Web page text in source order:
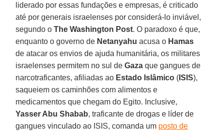
liderado por essas fundações e empresas, é criticado
até por generais israelenses por considerá-lo inviável,
segundo oThe Washington Post. O paradoxo é que,
enquanto o governo de Netanyahu acusa o Hamas
de atacar os envios de ajuda humanitária, os militares
israelenses permitem no sul deGaza que gangues de
narcotraficantes, afiliadas ao Estado Islâmico ( ISIS),
saqueiem os caminhões com alimentos e
medicamentos que chegam do Egito. Inclusive,
Yasser Abu Shabab, traficante de drogas e líder de
gangues vinculado ao ISIS, comanda um posto de